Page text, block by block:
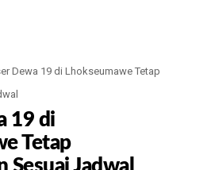
Dewa 19 di Lhokseumawe Tetap
19 di
Tetap
Sesuai Jadwal